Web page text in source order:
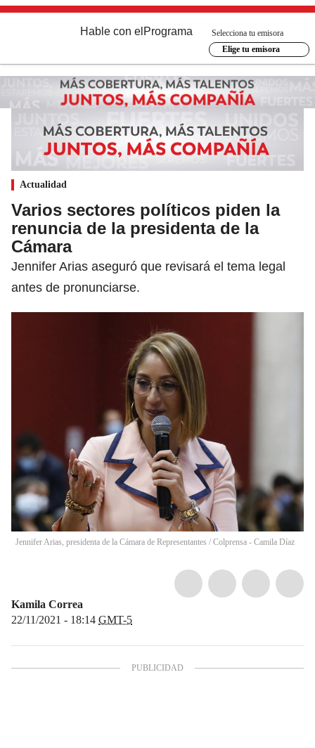
Hable con el Programa
Selecciona tu emisora
Elige tu emisora
Actualidad
Varios sectores políticos piden la
renuncia de la presidenta de la
Cámara
Jennifer Arias aseguró que revisará el tema legal
antes de pronunciarse.
Jennifer Arias, presidenta de la Cámara de Representantes / Colprensa - Camila Díaz
Kamila Correa
22/11/2021 - 18:14 GMT-5